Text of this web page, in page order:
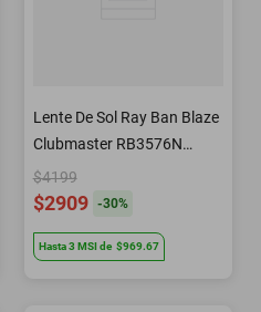
Lente De Sol Ray Ban Blaze
Clubmaster RB3576N
042/30 47MM
$4199
$2909 -30%
Hasta3 MSI de $969.67